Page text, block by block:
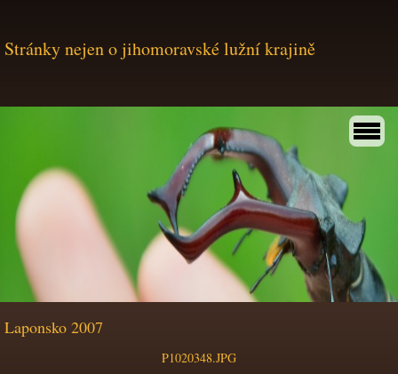
Stránky nejen o jihomoravské lužní krajině
Laponsko 2007
P1020348.JPG